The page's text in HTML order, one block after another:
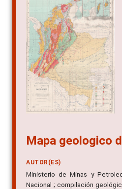
Mapa geologico
AUTOR(ES)
Ministerio de Minas y
Nacional ; compilación